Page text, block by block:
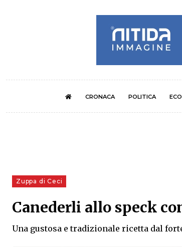
CRONACA POLITICA
Zuppa di Ceci
Canederli allo speck
Una gustosa e tradizionale ricetta dal